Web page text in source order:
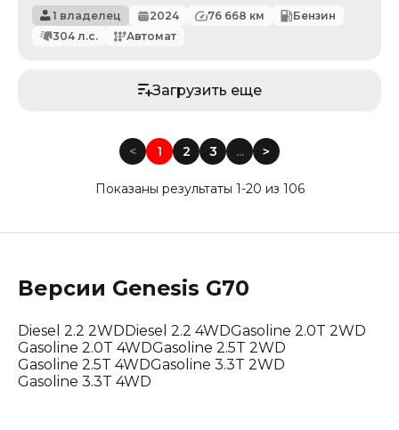
1 владелец 2024 76 668 км
Бензин
304 л.с. Автомат
Загрузить еще
< 1 2 3 ... <
Показаны результаты 1-20 из 106
Версии Genesis G70
Diesel 2.2 2WD Diesel 2.2 4WDGasoline 2.0T 2WD
Gasoline 2.0T 4WDGasoline 2.5T 2WD
Gasoline 2.5T 4WDGasoline 3.3T 2WD
Gasoline 3.3T 4WD